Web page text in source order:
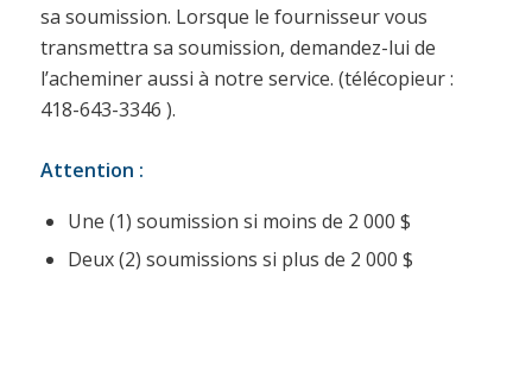
sa soumission. Lorsque le fournisseur vous
transmettra sa soumission, demandez-lui de
l’acheminer aussi à notre service. (télécopieur :
418-643-3346 ).
Attention :
Une (1) soumission si moins de 2 000 $
Deux (2) soumissions si plus de 2 000 $